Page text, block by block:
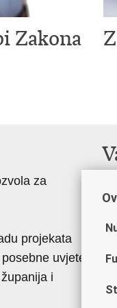
Zakona
za
projekata
uvjete
i